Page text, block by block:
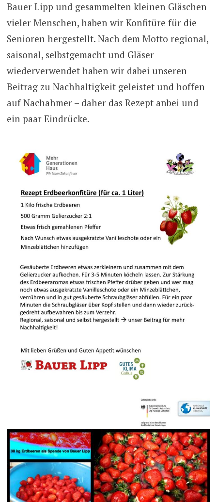
Bauer Lipp und gesammelten kleinen Gläschen
vieler Menschen, haben wir Konfitüre für die
Senioren hergestellt. Nach dem Motto regional,
saisonal, selbstgemacht und Gläser
wiederverwendet haben wir dabei unseren
Beitrag zu Nachhaltigkeit geleistet und hoffen
auf Nachahmer – daher das Rezept anbei und
ein paar Eindrücke.